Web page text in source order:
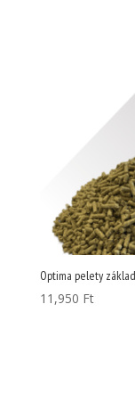
Optima pelety
11,950 Ft